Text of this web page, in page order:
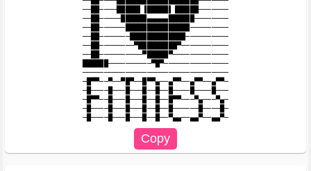
──██────█████▌▐█████▌▐█████───────
──██─────██████▄▄▄▄▄██████────────
──██──────███████████████─────────
──██───────█████████████──────────
──██────────▀█████████▀───────────
──██──────────▀█████▀─────────────
██████──────────▀█▀───────────────
──────────────────────────────────
─█▀▀──▀──▀█▀──█▀▀▄──▄▀▀──▄▀▀──▄▀▀─
─█────█───█───█──█──█────█────█───
─█▀▀──█───█───█──█──█▀▀───▀▄───▀▄─
─█────█───█───█──█──█──────█────█─
─█────█───█───█──█──▀▄▄──▄▄▀──▄▄▀─